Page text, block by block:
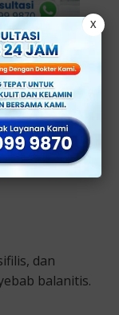
bakteri
yang
kulup
dan
balanitis.
X